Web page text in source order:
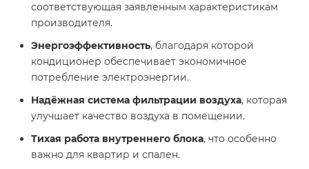
соответствующая заявленным характеристикам
производителя.
Энергоэффективность, благодаря которой
кондиционер обеспечивает экономичное
потребление электроэнергии.
Надёжная система фильтрации воздуха, которая
улучшает качество воздуха в помещении.
Тихая работа внутреннего блока, что особенно
важно для квартир и спален.